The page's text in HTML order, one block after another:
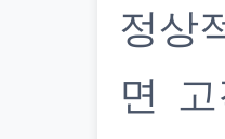
정상
면